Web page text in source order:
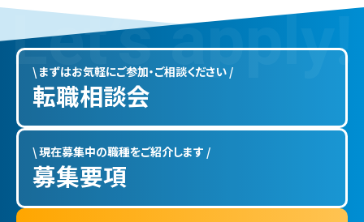
\ まずはお気軽にご参加・ご相談ください /
転職相談会
\ 現在募集中の職種をご紹介します /
募集要項
Let’s apply!